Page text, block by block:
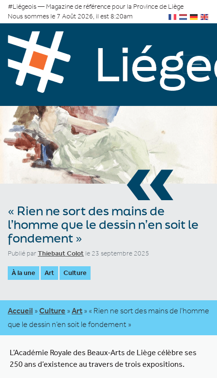
#Liégeois — Magazine de référence pour la Province de Liège
Nous sommes le 7 Août 2026, il est 8:20am
«
« Rien ne sort des mains de
l’homme que le dessin n’en soit le
fondement »
Publié parThiebaut Colot le 23 septembre 2025
À la une Art Culture
Accueil » Culture » Art » « Rien ne sort des mains de l’homme
que le dessin n’en soit le fondement »
L’Académie Royale des Beaux-Arts de Liège célèbre ses
250 ans d’existence au travers de trois expositions.